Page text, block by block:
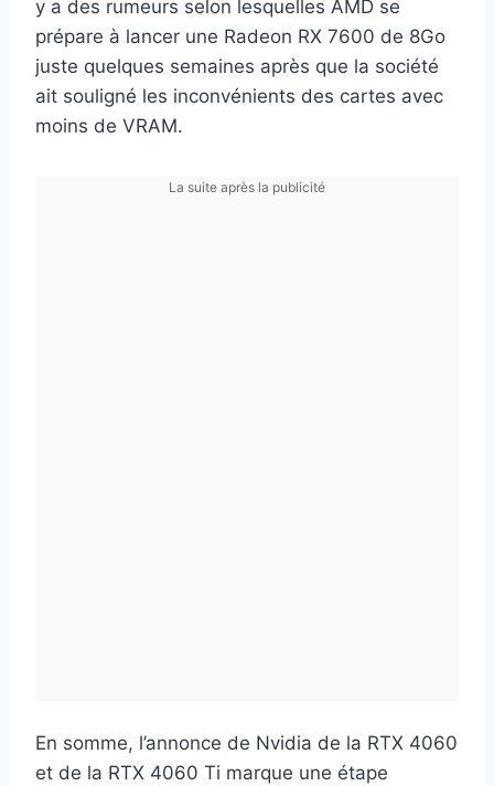
y a des rumeurs selon lesquelles AMD se
prépare à lancer une Radeon RX 7600 de 8Go
juste quelques semaines après que la société
ait souligné les inconvénients des cartes avec
moins de VRAM.
La suite après la publicité
En somme, l’annonce de Nvidia de la RTX 4060
et de la RTX 4060 Ti marque une étape